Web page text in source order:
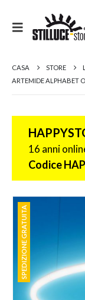
CASA STORE
ARTEMIDE ALPHABET
16 anni
Codice
SPEDIZIONE GRATUITA
SPEDIZIONE GRATUITA